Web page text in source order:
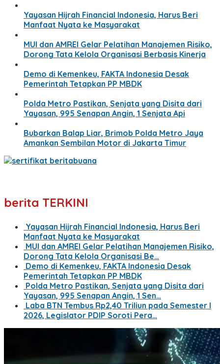
Yayasan Hijrah Financial Indonesia, Harus Beri
Manfaat Nyata ke Masyarakat
MUI dan AMREI Gelar Pelatihan Manajemen Risiko,
Dorong Tata Kelola Organisasi Berbasis Kinerja
Demo di Kemenkeu, FAKTA Indonesia Desak
Pemerintah Tetapkan PP MBDK
Polda Metro Pastikan, Senjata yang Disita dari
Yayasan, 995 Senapan Angin, 1 Senjata Api
Bubarkan Balap Liar, Brimob Polda Metro Jaya
Amankan Sembilan Motor di Jakarta Timur
berita TERKINI
Yayasan Hijrah Financial Indonesia, Harus Beri
Manfaat Nyata ke Masyarakat
MUI dan AMREI Gelar Pelatihan Manajemen Risiko,
Dorong Tata Kelola Organisasi Be…
Demo di Kemenkeu, FAKTA Indonesia Desak
Pemerintah Tetapkan PP MBDK
Polda Metro Pastikan, Senjata yang Disita dari
Yayasan, 995 Senapan Angin, 1 Sen…
Laba BTN Tembus Rp2,40 Triliun pada Semester I
2026, Legislator PDIP Soroti Pera…